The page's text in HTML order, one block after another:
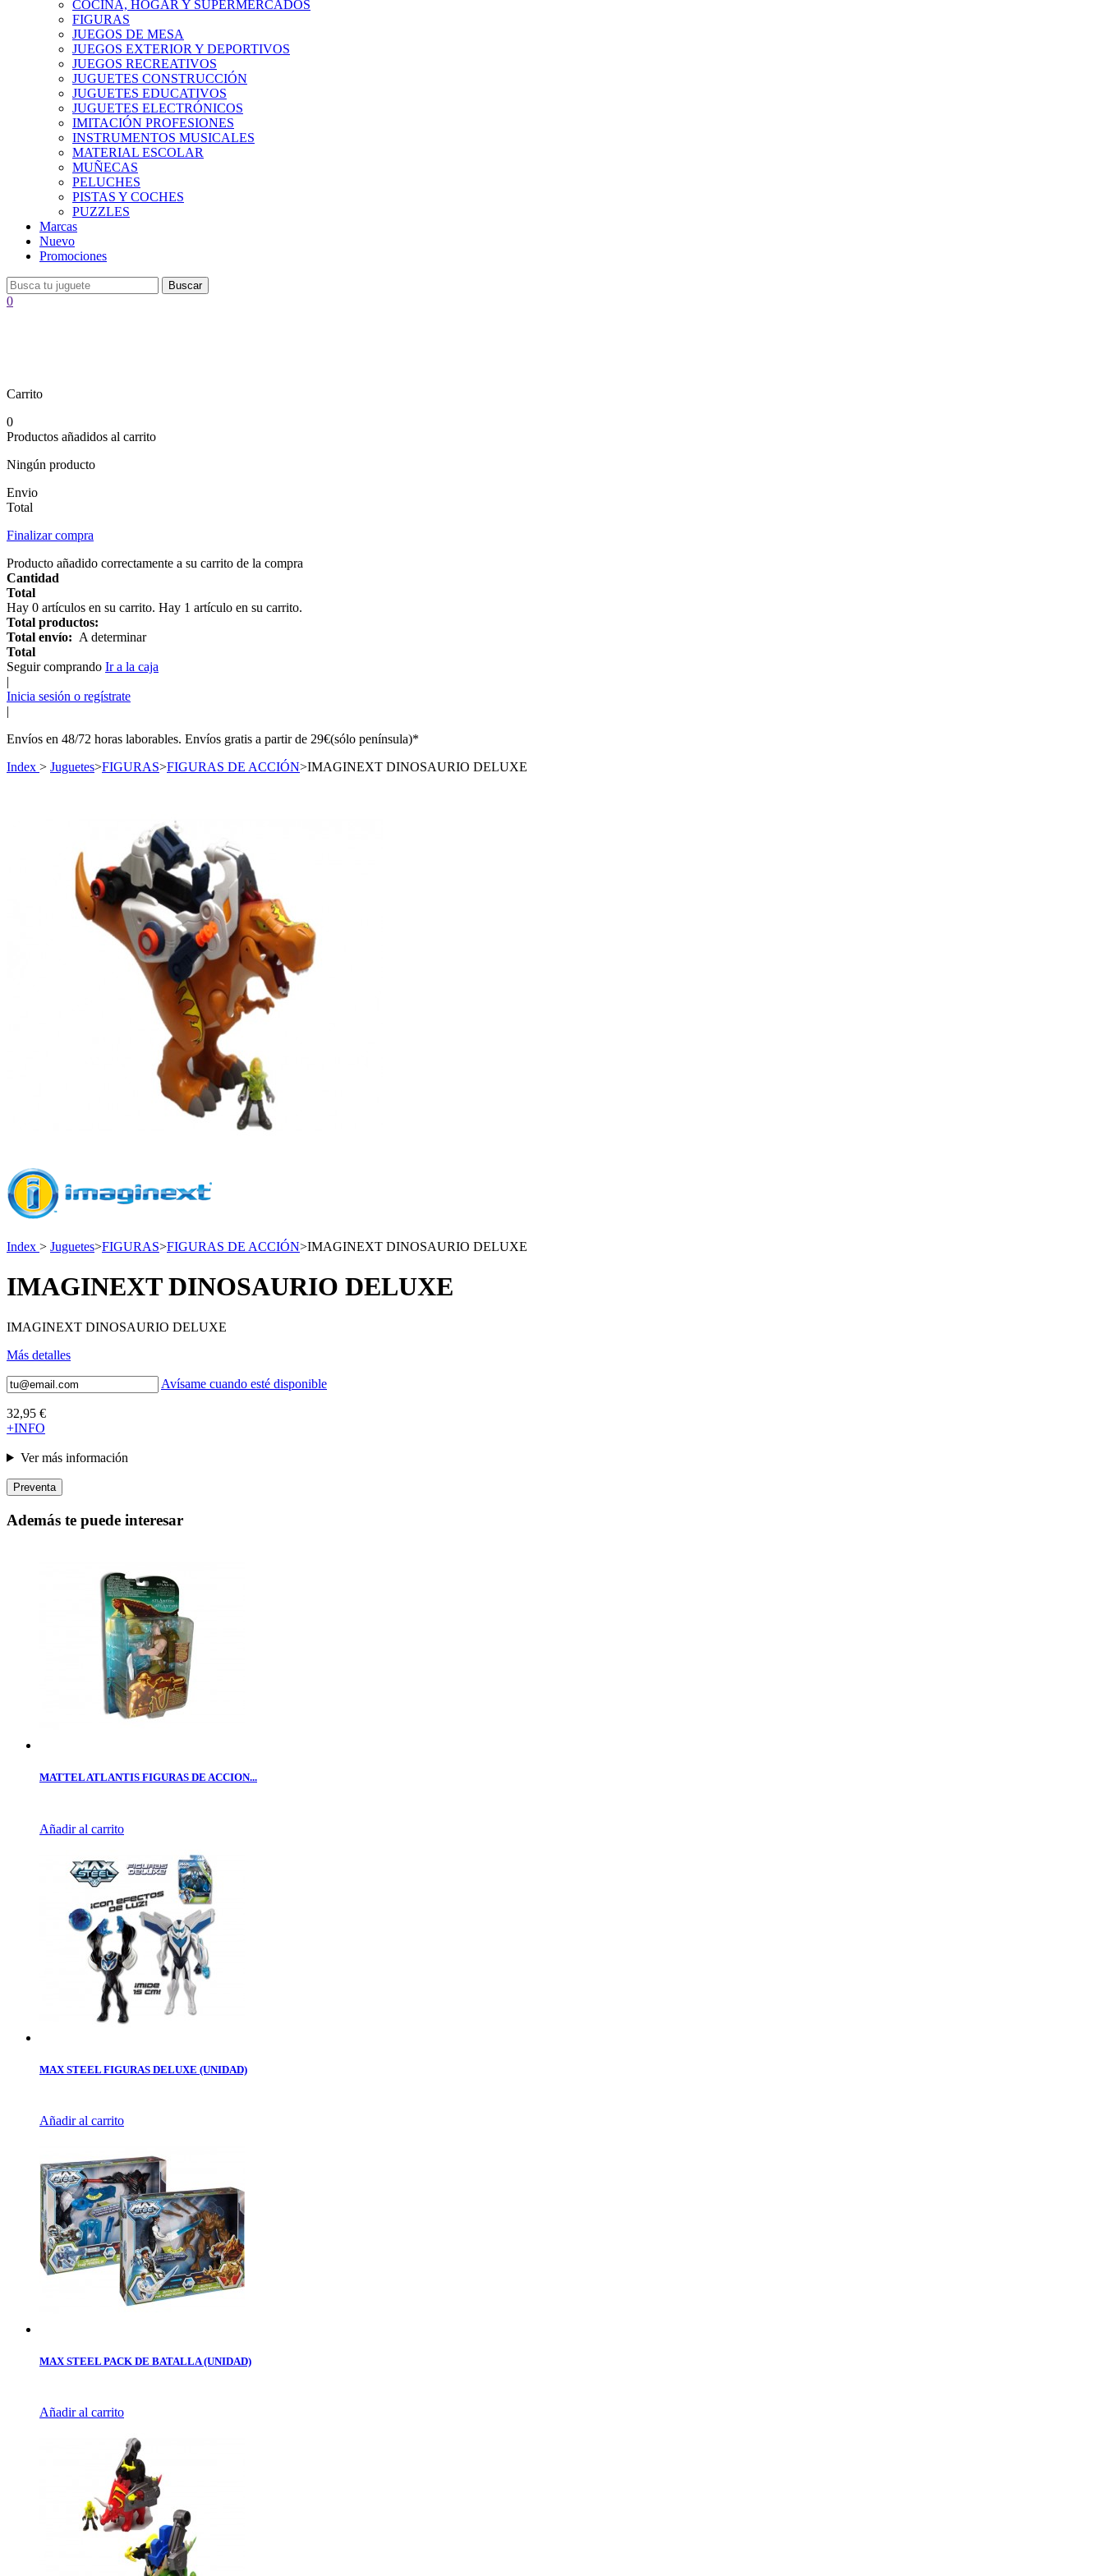
COCINA, HOGAR Y SUPERMERCADOS
FIGURAS
JUEGOS DE MESA
JUEGOS EXTERIOR Y DEPORTIVOS
JUEGOS RECREATIVOS
JUGUETES CONSTRUCCIÓN
JUGUETES EDUCATIVOS
JUGUETES ELECTRÓNICOS
IMITACIÓN PROFESIONES
INSTRUMENTOS MUSICALES
MATERIAL ESCOLAR
MUÑECAS
PELUCHES
PISTAS Y COCHES
PUZZLES
Marcas
Nuevo
Promociones
Buscar
0
Carrito
0
Productos añadidos al carrito
Ningún producto
Envio
Total
Finalizar compra
Producto añadido correctamente a su carrito de la compra
Cantidad
Total
Hay 0 artículos en su carrito. Hay 1 artículo en su carrito.
Total productos:
Total envío: A determinar
Total
Seguir comprando Ir a la caja
|
Inicia sesión o regístrate
|
Envíos en 48/72 horas laborables. Envíos gratis a partir de 29€(sólo península)*
Index > Juguetes>FIGURAS>FIGURAS DE ACCIÓN>IMAGINEXT DINOSAURIO DELUXE
Index > Juguetes>FIGURAS>FIGURAS DE ACCIÓN>IMAGINEXT DINOSAURIO DELUXE
IMAGINEXT DINOSAURIO DELUXE
IMAGINEXT DINOSAURIO DELUXE
Más detalles
Avísame cuando esté disponible
32,95 €
+INFO
Ver más información
Preventa
Además te puede interesar
MATTEL ATLANTIS FIGURAS DE ACCION...
Añadir al carrito
MAX STEEL FIGURAS DELUXE (UNIDAD)
Añadir al carrito
MAX STEEL PACK DE BATALLA (UNIDAD)
Añadir al carrito